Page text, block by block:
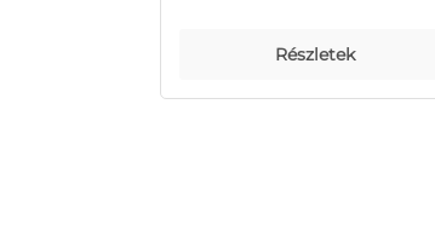
Részletek